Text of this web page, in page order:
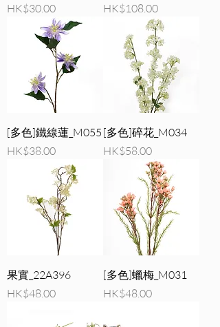
價格
HK$30.00
價格
HK$108.00
[多色]鐵線蓮_M055
價格
HK$38.00
[多色]碎花_M034
價格
HK$58.00
果實_22A396
價格
HK$48.00
[多色]蠟梅_M031
價格
HK$48.00